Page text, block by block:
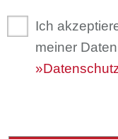
Ich
meiner